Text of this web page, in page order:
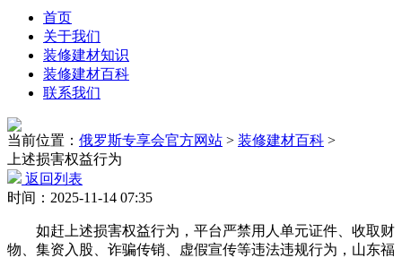
首页
关于我们
装修建材知识
装修建材百科
联系我们
当前位置： 俄罗斯专享会官方网站 > 装修建材百科 >
上述损害权益行为
返回列表
时间：2025-11-14 07:35
如赶上述损害权益行为，平台严禁用人单元证件、收取财
物、集资入股、诈骗传销、虚假宣传等违法违规行为，山东福